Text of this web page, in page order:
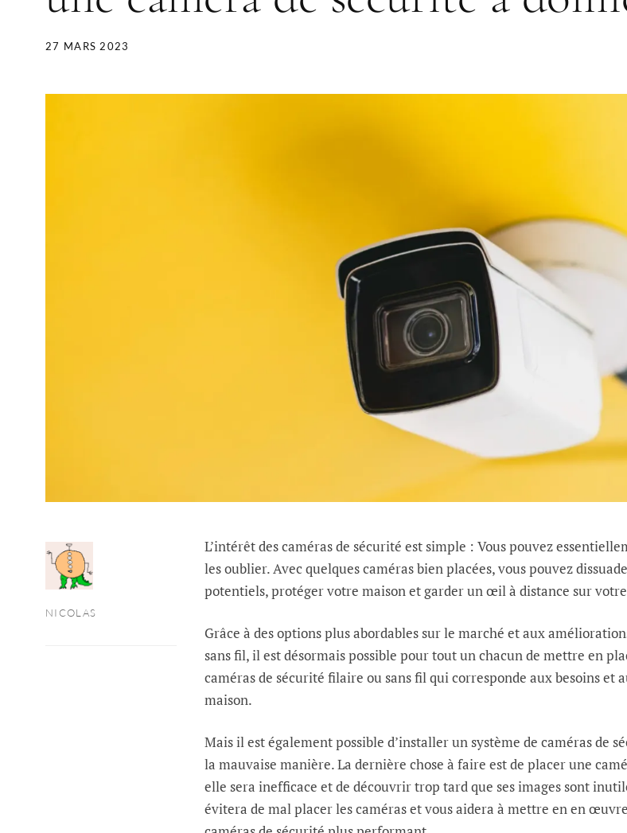
27 MARS 2023
NICOLAS
L’intérêt des caméras de sécurité est simple : Vous pouvez
les oublier. Avec quelques caméras bien placées, vous pouvez
potentiels, protéger votre maison et garder un œil à distance sur
Grâce à des options plus abordables sur le marché et aux
sans fil, il est désormais possible pour tout un chacun de mettre en
caméras de sécurité filaire ou sans fil qui corresponde aux besoins et
maison.
Mais il est également possible d’installer un système de caméras de
la mauvaise manière. La dernière chose à faire est de placer une
elle sera inefficace et de découvrir trop tard que ses images sont
évitera de mal placer les caméras et vous aidera à mettre en en